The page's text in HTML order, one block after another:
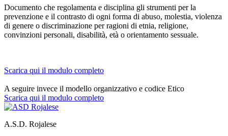
Documento che regolamenta e disciplina gli strumenti per la
prevenzione e il contrasto di ogni forma di abuso, molestia, violenza
di genere o discriminazione per ragioni di etnia, religione,
convinzioni personali, disabilità, età o orientamento sessuale.
Scarica qui il modulo completo
A seguire invece il modello organizzativo e codice Etico
Scarica qui il modulo completo
A.S.D. Rojalese